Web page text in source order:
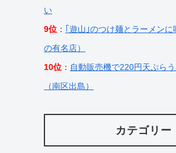
い
9位 ：
｢遊山｣のつけ麺とラーメン
の有名店）
10位 ： 自動販売機で220円天ぷらう
（南区出島）
カテゴリー